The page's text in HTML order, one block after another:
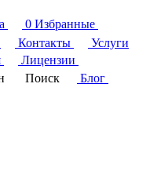
0 Избранные
Контакты
Услуги
Лицензии
Поиск
Блог